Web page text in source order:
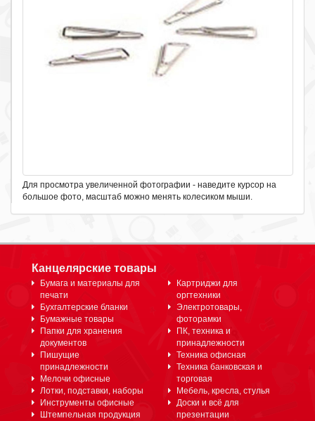
Для просмотра увеличенной фотографии - наведите курсор на
большое фото, масштаб можно менять колесиком мыши.
Канцелярские товары
Бумага и материалы для
печати
Бухгалтерские бланки
Бумажные товары
Папки для хранения
документов
Пишущие
принадлежности
Мелочи офисные
Лотки, подставки, наборы
Инструменты офисные
Штемпельная продукция
Картриджи для
оргтехники
Электротовары,
фоторамки
ПК, техника и
принадлежности
Техника офисная
Техника банковская и
торговая
Мебель, кресла, стулья
Доски и всё для
презентации